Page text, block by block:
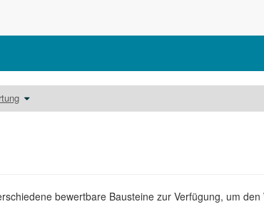
Schalte
den
unter
Bewertung
bewertbare Bausteine zur Verfügung, um